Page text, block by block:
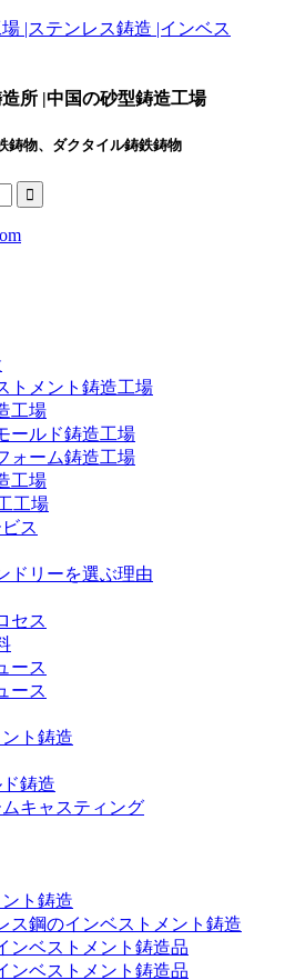
所 |中国の砂型鋳造工場
鋳物、ダクタイル鋳鉄鋳物
トメント鋳造工場
工場
ールド鋳造工場
ォーム鋳造工場
工場
工場
ス
ドリーを選ぶ理由
セス
ース
ース
ト鋳造
鋳造
キャスティング
ト鋳造
ス鋼のインベストメント鋳造
ンベストメント鋳造品
ンベストメント鋳造品